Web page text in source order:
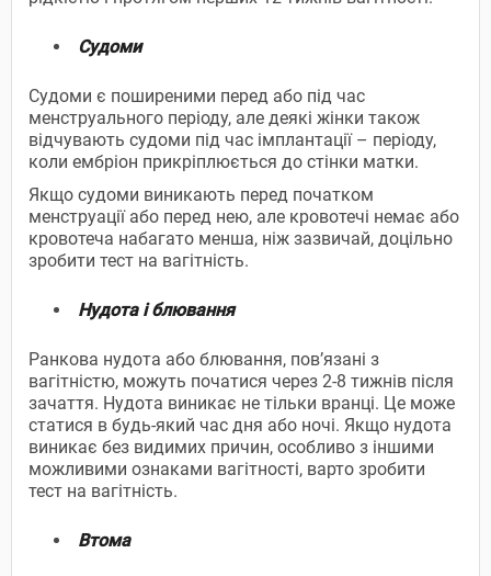
Судоми
Судоми є поширеними перед або під час
менструального періоду, але деякі жінки також
відчувають судоми під час імплантації – періоду,
коли ембріон прикріплюється до стінки матки.
Якщо судоми виникають перед початком
менструації або перед нею, але кровотечі немає або
кровотеча набагато менша, ніж зазвичай, доцільно
зробити тест на вагітність.
Нудота і блювання
Ранкова нудота або блювання, пов’язані з
вагітністю, можуть початися через 2-8 тижнів після
зачаття. Нудота виникає не тільки вранці. Це може
статися в будь-який час дня або ночі. Якщо нудота
виникає без видимих причин, особливо з іншими
можливими ознаками вагітності, варто зробити
тест на вагітність.
Втома